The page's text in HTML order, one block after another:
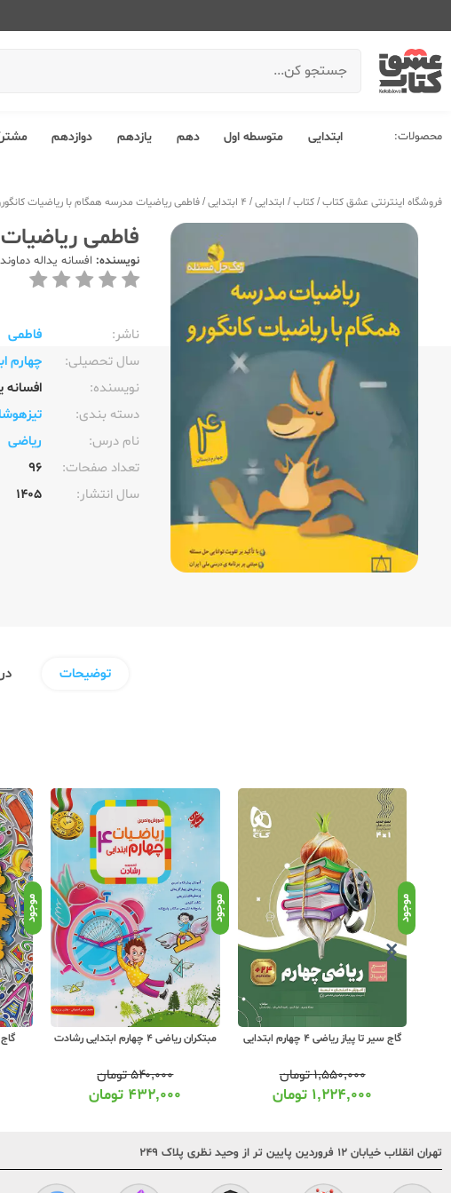
محصولات: ابتدایی متوسطه اول دهم یازدهم دوازدهم
فروشگاه اینترنتی عشق کتاب/کتاب/ ابتدایی/ 4 ابتدایی /فاطمی ریاضیات مدرسه همگام با ریاضیات کانگورو 4 چهارم
فاطمی ریاضیات
نویسنده: افسانه یداله
ناشر:‌
فاطمی
سال تحصیلی:‌
چهارم
نویسنده:‌
افسانه
دسته بندی:
نام درس:
ریاضی
تعداد صفحات:‌
96
سال انتشار:‌
1405
توضیحات
موجود
گاج سیر تا پیاز ریاضی 4 چهارم ابتدایی
۱,۵۵۰,۰۰۰تومان
۱,۲۲۴,۰۰۰ تومان
موجود
مبتکران ریاضی 4 چهارم ابتدایی رشادت
۵۴۰,۰۰۰تومان
۴۳۲,۰۰۰ تومان
موجود
گاج
تهران انقلاب خیابان ۱۲ فروردین پایین تر از وحید نظری پلاک ۲۴۹